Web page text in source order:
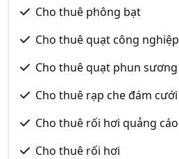
Cho thuê phông bạt
Cho thuê quạt công nghiệp
Cho thuê quạt phun sương
Cho thuê rạp che đám cưới
Cho thuê rối hơi quảng cáo
Cho thuê rối hơi